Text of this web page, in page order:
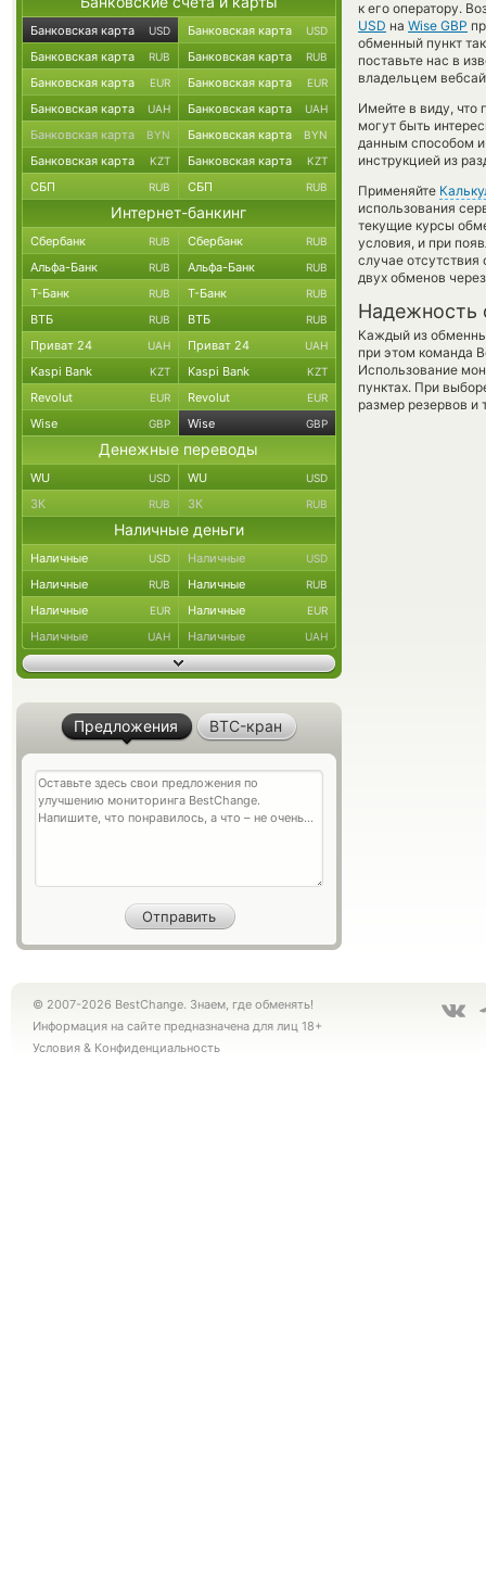
к его оператору.
USD на Wise GBP
обменный пункт
поставьте нас в
владельцем
Имейте в виду, что
могут быть
данным способом и
инструкцией из
Применяйте
использования
текущие курсы
условия, и при
случае
двух обменов
Надежность
Каждый из
при этом команда
Использование
пунктах. При
размер резервов и
Банковская карта USD Банковская карта USD
Банковская карта RUB Банковская карта RUB
Банковская карта EUR Банковская карта EUR
Банковская карта UAH Банковская карта UAH
Банковская карта BYN Банковская карта BYN
Банковская карта KZT Банковская карта KZT
СБП RUB СБП RUB
Интернет-банкинг
Сбербанк RUB Сбербанк RUB
Альфа-Банк RUB Альфа-Банк RUB
Т-Банк RUB Т-Банк RUB
ВТБ RUB ВТБ RUB
Приват 24 UAH Приват 24 UAH
Kaspi Bank KZT Kaspi Bank KZT
Revolut EUR Revolut EUR
Wise GBP Wise GBP
Денежные переводы
WU USD WU USD
ЗК RUB ЗК RUB
Наличные деньги
Наличные USD Наличные USD
Наличные RUB Наличные RUB
Наличные EUR Наличные EUR
Наличные UAH Наличные UAH
Предложения BTC-кран
© 2007-2026 BestChange. Знаем, где обменять!
Информация на сайте предназначена для лиц 18+
Условия & Конфиденциальность